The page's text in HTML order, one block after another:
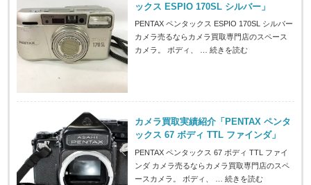
ックス ESPIO 170SL シルバー」
PENTAX ペンタックス ESPIO 170SL シルバー
カメラ売るならカメラ買取専門店のスペース
カメラ。 ボディ、 …続きを読む
カメラ買取実績紹介「PENTAX ペンタ
ックス 67 ボディ TTL ファインダ」
PENTAX ペンタックス 67 ボディ TTL ファイ
ンダ カメラ売るならカメラ買取専門店のスペ
ースカメラ。 ボディ、 …続きを読む